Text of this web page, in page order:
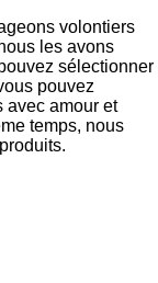
volontiers
les avons
sélectionner
pouvez
avec amour et
temps, nous